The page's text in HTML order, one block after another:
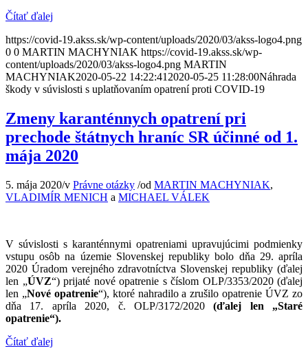
Čítať ďalej
https://covid-19.akss.sk/wp-content/uploads/2020/03/akss-logo4.png
0 0 MARTIN MACHYNIAK https://covid-19.akss.sk/wp-
content/uploads/2020/03/akss-logo4.png MARTIN
MACHYNIAK2020-05-22 14:22:41 2020-05-25 11:28:00Náhrada
škody v súvislosti s uplatňovaním opatrení proti COVID-19
Zmeny karanténnych opatrení pri
prechode štátnych hraníc SR účinné od 1.
mája 2020
5. mája 2020/v Právne otázky /od MARTIN MACHYNIAK,
VLADIMÍR MENICH a MICHAEL VÁLEK
V súvislosti s karanténnymi opatreniami upravujúcimi podmienky
vstupu osôb na územie Slovenskej republiky bolo dňa 29. apríla
2020 Úradom verejného zdravotníctva Slovenskej republiky (ďalej
len „ÚVZ“) prijaté nové opatrenie s číslom OLP/3353/2020 (ďalej
len „Nové opatrenie“), ktoré nahradilo a zrušilo opatrenie ÚVZ zo
dňa 17. apríla 2020, č. OLP/3172/2020(ďalej len „Staré
opatrenie“).
Čítať ďalej